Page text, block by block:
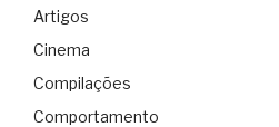
Artigos
Cinema
Compilações
Comportamento